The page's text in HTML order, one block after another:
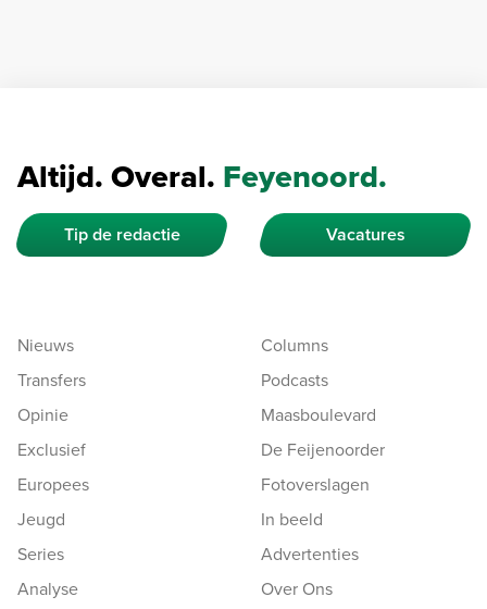
Altijd. Overal. Feyenoord.
Tip de redactie Vacatures
Nieuws
Transfers
Opinie
Exclusief
Europees
Jeugd
Series
Analyse
Columns
Podcasts
Maasboulevard
De Feijenoorder
Fotoverslagen
In beeld
Advertenties
Over Ons